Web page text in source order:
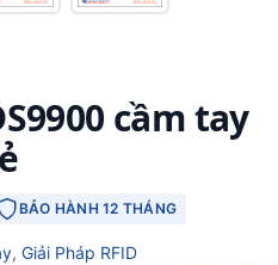
cầm tay
BẢO HÀNH 12 THÁNG
, Giải Pháp RFID